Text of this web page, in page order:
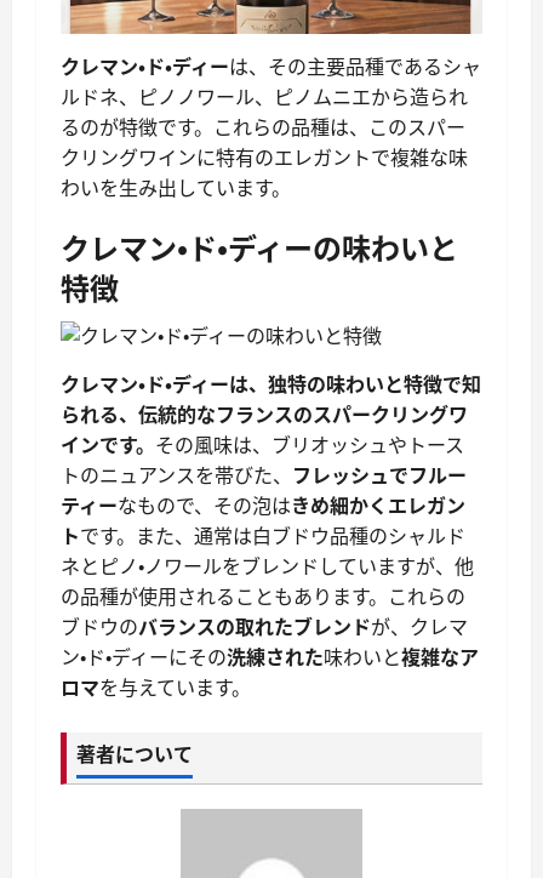
クレマン・ド・ディーは、その主要品種であるシャ
ルドネ、ピノノワール、ピノムニエから造られ
るのが特徴です。これらの品種は、このスパー
クリングワインに特有のエレガントで複雑な味
わいを生み出しています。
クレマン・ド・ディーの味わいと
特徴
クレマン・ド・ディーは、独特の味わいと特徴で知
られる、伝統的なフランスのスパークリングワ
インです。 その風味は、ブリオッシュやトース
トのニュアンスを帯びた、 フレッシュでフルー
ティーなもので、その泡はきめ細かくエレガン
トです。また、通常は白ブドウ品種のシャルド
ネとピノ・ノワールをブレンドしていますが、他
の品種が使用されることもあります。これらの
ブドウのバランスの取れたブレンドが、クレマ
ン・ド・ディーにその洗練された味わいと複雑なア
ロマを与えています。
著者について